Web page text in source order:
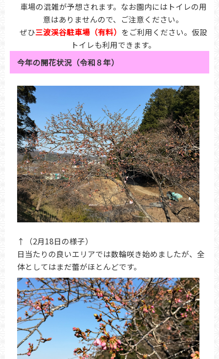
車場の混雑が予想されます。なお園内にはトイレの用
意はありませんので、ご注意ください。
ぜひ三波渓谷駐車場（有料） をご利用ください。仮設
トイレも利用できます。
今年の開花状況（令和８年）
↑（2月18日の様子）
日当たりの良いエリアでは数輪咲き始めましたが、全
体としてはまだ蕾がほとんどです。